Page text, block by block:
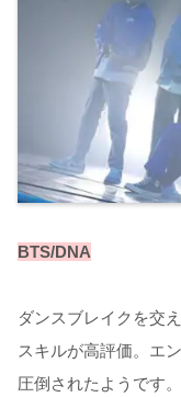
BTS/DNA
ダンスブレイクを交
スキルが高評価。エ
圧倒されたようです。